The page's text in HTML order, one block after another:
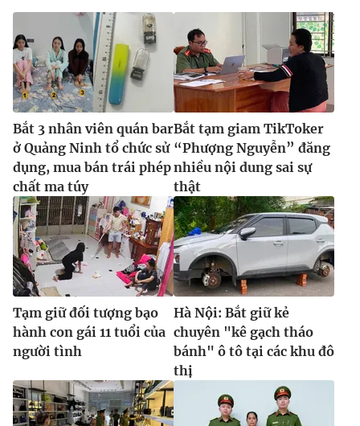
Bắt 3 nhân viên quán bar
ở Quảng Ninh tổ chức sử
dụng, mua bán trái phép
chất ma túy
Bắt tạm giam TikToker
“Phượng Nguyễn” đăng
nhiều nội dung sai sự
thật
Tạm giữ đối tượng bạo
hành con gái 11 tuổi của
người tình
Hà Nội: Bắt giữ kẻ
chuyên "kê gạch tháo
bánh" ô tô tại các khu đô
thị